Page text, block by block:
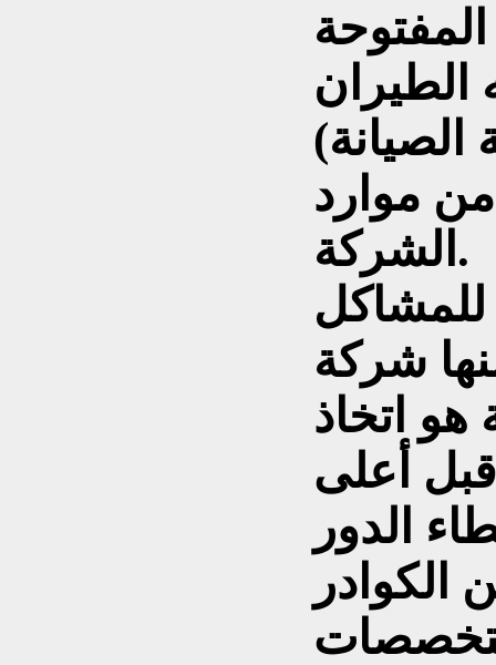
الطيران
موارد
الشركة.
شركة
هو اتخاذ
أعلى
الدور